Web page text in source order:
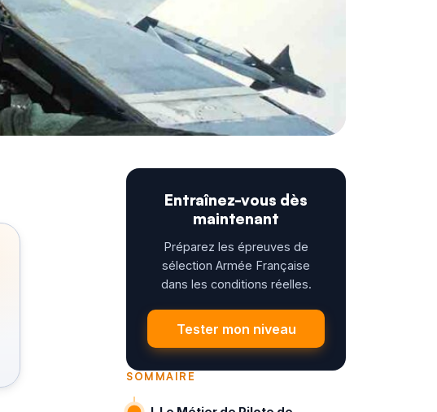
Entraînez-vous dès
maintenant
Préparez les épreuves de
sélection Armée Française
dans les conditions réelles.
Tester mon niveau
SOMMAIRE